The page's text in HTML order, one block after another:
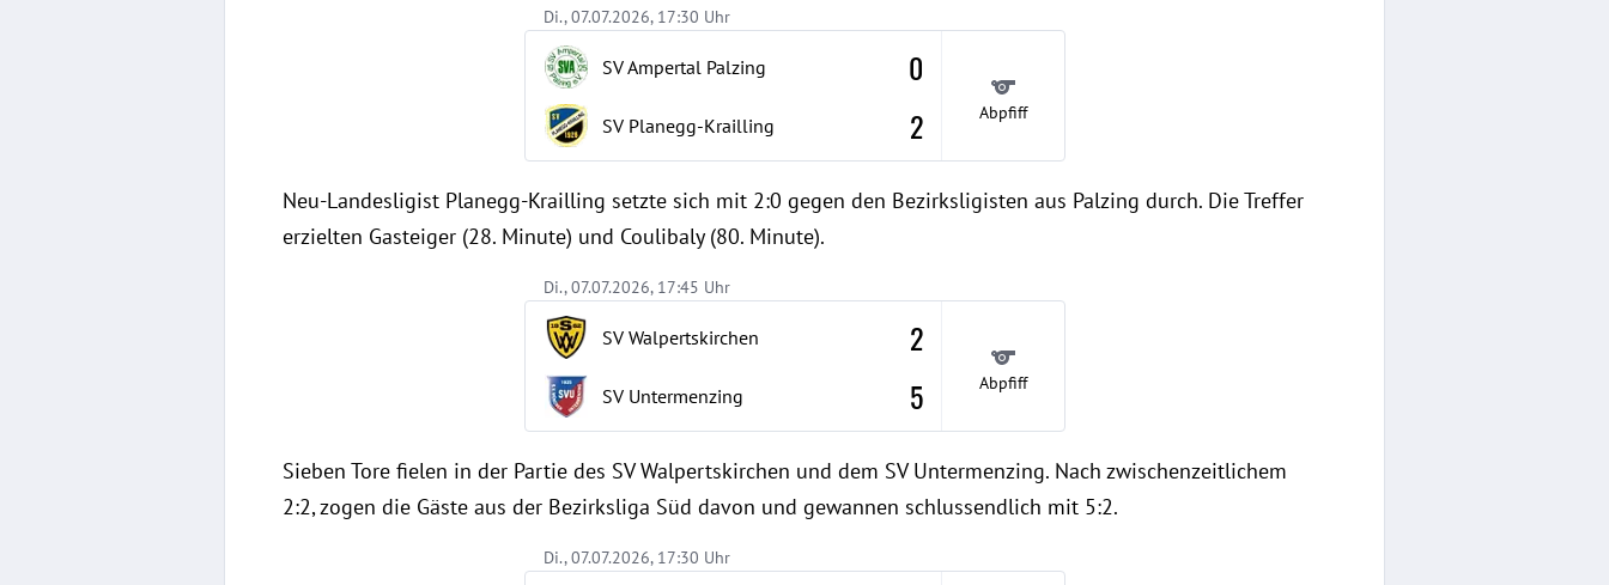
Di., 07.07.2026, 17:30 Uhr
SV Ampertal Palzing
SV Planegg-Krailling
0
2
Abpfiff
Neu-Landesligist Planegg-Krailling setzte sich mit 2:0 gegen den Bezirksligisten aus Palzing durch. Die Treffer
erzielten Gasteiger (28. Minute) und Coulibaly (80. Minute).
Di., 07.07.2026, 17:45 Uhr
SV Walpertskirchen
SV Untermenzing
2
5
Abpfiff
Sieben Tore fielen in der Partie des SV Walpertskirchen und dem SV Untermenzing. Nach zwischenzeitlichem
2:2, zogen die Gäste aus der Bezirksliga Süd davon und gewannen schlussendlich mit 5:2.
Di., 07.07.2026, 17:30 Uhr